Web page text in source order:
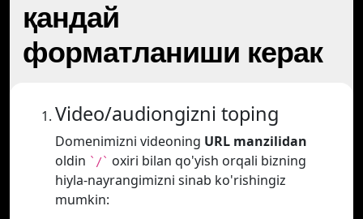
қандай
форматланиши керак
Video/audiongizni toping
Domenimizni videoning URL manzilidan
oldin `/` oxiri bilan qo'yish orqali bizning
hiyla-nayrangimizni sinab ko'rishingiz
mumkin: